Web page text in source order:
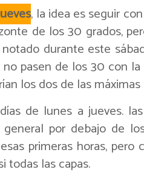
, la idea es seguir
de los 30 grados,
durante este
no pasen de los 30 con
los dos de las
de lunes a jueves.
por debajo de
primeras horas,
todas las capas.